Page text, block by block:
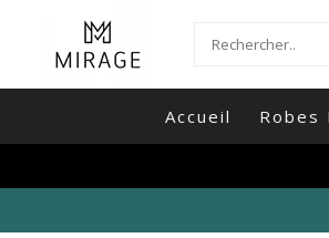
Accueil Robes